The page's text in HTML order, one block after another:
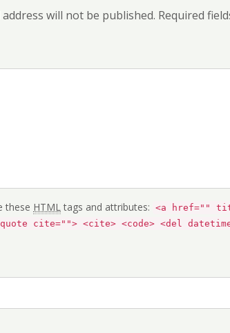
will not be published. Required
these HTMLtags and attributes: <a href=""
cite=""> <cite> <code> <del